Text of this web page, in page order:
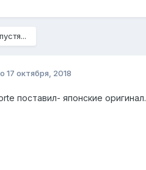
17 октября, 2018
поставил- японские